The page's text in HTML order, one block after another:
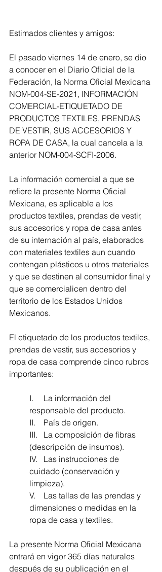
Estimados clientes y amigos:
El pasado viernes 14 de enero, se dio
a conocer en el Diario Oficial de la
Federación, la Norma Oficial Mexicana
NOM-004-SE-2021, INFORMACIÓN
COMERCIAL-ETIQUETADO DE
PRODUCTOS TEXTILES, PRENDAS
DE VESTIR, SUS ACCESORIOS Y
ROPA DE CASA, la cual cancela a la
anterior NOM-004-SCFI-2006.
La información comercial a que se
refiere la presente Norma Oficial
Mexicana, es aplicable a los
productos textiles, prendas de vestir,
sus accesorios y ropa de casa antes
de su internación al país, elaborados
con materiales textiles aun cuando
contengan plásticos u otros materiales
y que se destinen al consumidor final y
que se comercialicen dentro del
territorio de los Estados Unidos
Mexicanos.
El etiquetado de los productos textiles,
prendas de vestir, sus accesorios y
ropa de casa comprende cinco rubros
importantes:
I.     La información del
responsable del producto.
II.    País de origen.
III.   La composición de fibras
(descripción de insumos).
IV.   Las instrucciones de
cuidado (conservación y
limpieza).
V.    Las tallas de las prendas y
dimensiones o medidas en la
ropa de casa y textiles.
La presente Norma Oficial Mexicana
entrará en vigor 365 días naturales
después de su publicación en el